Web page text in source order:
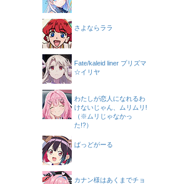
さよならララ
Fate/kaleid liner プリズマ
☆イリヤ
わたしが恋人になれるわ
けないじゃん、ムリムリ!
（※ムリじゃなかっ
た!?）
ばっどがーる
カナン様はあくまでチョ